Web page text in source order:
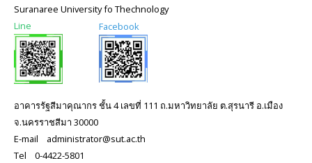
Suranaree University fo Thechnology
Line
Facebook
อาคารรัฐสีมาคุณากร ชั้น 4 เลขที่ 111 ถ.มหาวิทยาลัย ต.สุรนารี อ.เมือง
จ.นครราชสีมา 30000
E-mail administrator@sut.ac.th
Tel 0-4422-5801